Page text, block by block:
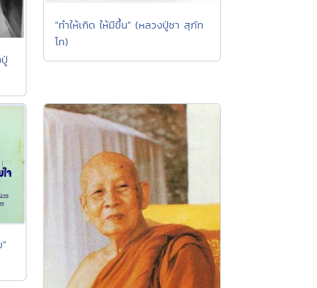
"ทำให้เกิด ให้มีขึ้น" (หลวงปู่ชา สุภัท
โท)